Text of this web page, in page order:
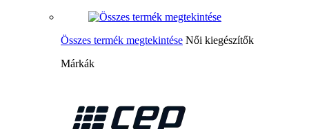
Összes termék megtekintése Női kiegészítők
Márkák